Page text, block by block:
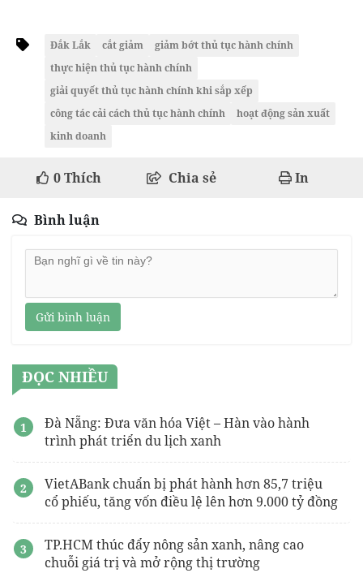
Đắk Lắk cắt giảm
giảm bớt thủ tục hành chính
thực hiện thủ tục hành chính
giải quyết thủ tục hành chính khi sắp xếp
công tác cải cách thủ tục hành chính
hoạt động sản xuất
kinh doanh
0Thích Chia sẻ In
Bình luận
Gửi bình luận
ĐỌC NHIỀU
Đà Nẵng: Đưa văn hóa Việt – Hàn vào hành
trình phát triển du lịch xanh
VietABank chuẩn bị phát hành hơn 85,7 triệu
cổ phiếu, tăng vốn điều lệ lên hơn 9.000 tỷ đồng
TP.HCM thúc đẩy nông sản xanh, nâng cao
chuỗi giá trị và mở rộng thị trường